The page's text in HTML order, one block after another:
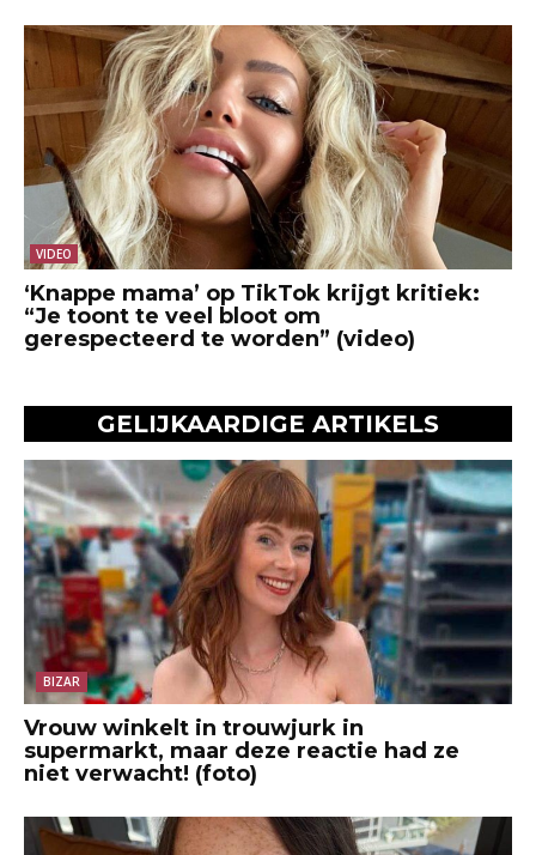
VIDEO
‘Knappe mama’ op TikTok krijgt kritiek:
“Je toont te veel bloot om
gerespecteerd te worden” (video)
GELIJKAARDIGE ARTIKELS
BIZAR
Vrouw winkelt in trouwjurk in
supermarkt, maar deze reactie had ze
niet verwacht! (foto)